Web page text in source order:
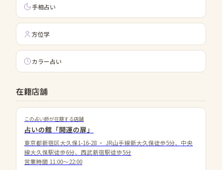
手相占い
方位学
カラー占い
在籍店舗
この占い師が在籍する店舗
占いの館「開運の扉」
東京都新宿区大久保1-16-28 ・ JR山手線新大久保徒歩5分、中央
線大久保駅徒歩6分、西武新宿駅徒歩5分
営業時間 11:00〜22:00